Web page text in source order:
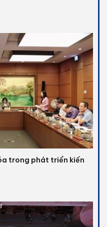
trong phát triển kiến